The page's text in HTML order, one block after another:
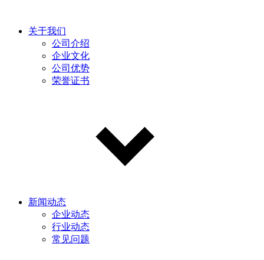
关于我们
公司介绍
企业文化
公司优势
荣誉证书
新闻动态
企业动态
行业动态
常见问题